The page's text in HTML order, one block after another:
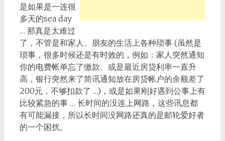
是如果是一连很
多天的sea day
… 那真是太难过
了，不管是和家人、朋友的生活上各种琐事 (虽然是
琐事，很多时候还是有时效的，例如：家人突然通知
你的电费帐单忘了缴款、或是最近房贷利率一直升
高，银行突然来了简讯通知放在房贷帐户的余额差了
200元，不够扣款了 …)，或是如果刚好遇到公事上有
比较紧急的事 … 长时间的没连上网路，这些讯息都
有可能漏接，所以长时间没网路还真的是邮轮爱好者
的一个困扰。